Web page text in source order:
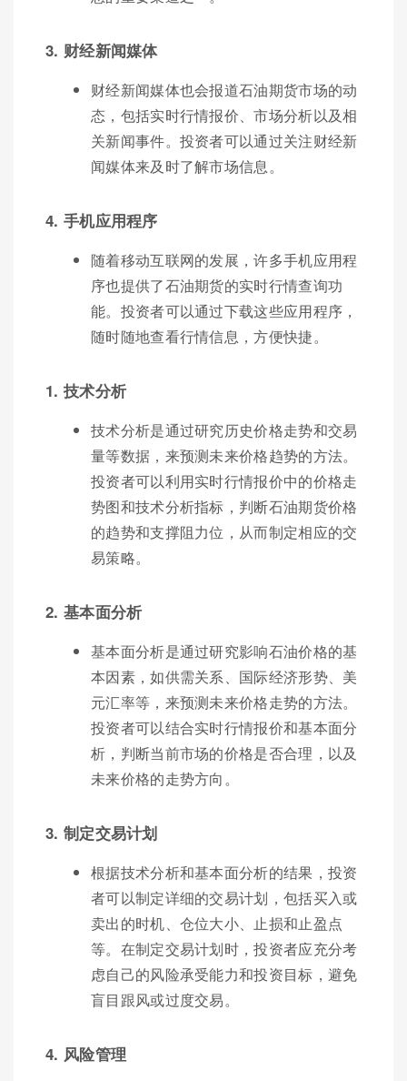
3. 财经新闻媒体
财经新闻媒体也会报道石油期货市场的动
态，包括实时行情报价、市场分析以及相
关新闻事件。投资者可以通过关注财经新
闻媒体来及时了解市场信息。
4. 手机应用程序
随着移动互联网的发展，许多手机应用程
序也提供了石油期货的实时行情查询功
能。投资者可以通过下载这些应用程序，
随时随地查看行情信息，方便快捷。
1. 技术分析
技术分析是通过研究历史价格走势和交易
量等数据，来预测未来价格趋势的方法。
投资者可以利用实时行情报价中的价格走
势图和技术分析指标，判断石油期货价格
的趋势和支撑阻力位，从而制定相应的交
易策略。
2. 基本面分析
基本面分析是通过研究影响石油价格的基
本因素，如供需关系、国际经济形势、美
元汇率等，来预测未来价格走势的方法。
投资者可以结合实时行情报价和基本面分
析，判断当前市场的价格是否合理，以及
未来价格的走势方向。
3. 制定交易计划
根据技术分析和基本面分析的结果，投资
者可以制定详细的交易计划，包括买入或
卖出的时机、仓位大小、止损和止盈点
等。在制定交易计划时，投资者应充分考
虑自己的风险承受能力和投资目标，避免
盲目跟风或过度交易。
4. 风险管理